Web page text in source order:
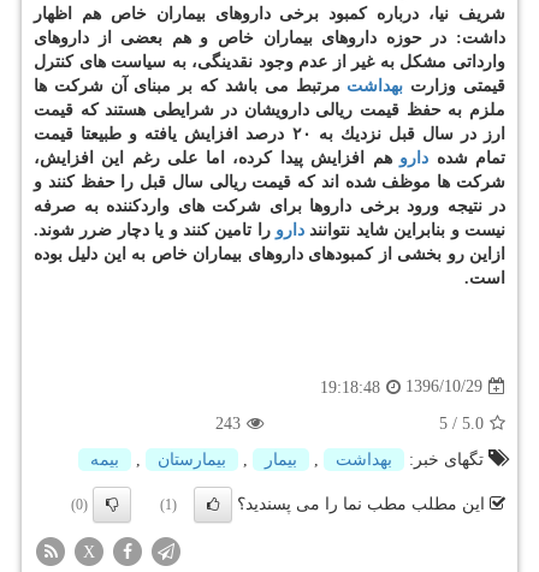
شریف نیا، درباره كمبود برخی داروهای بیماران خاص هم اظهار
داشت: در حوزه داروهای بیماران خاص و هم بعضی از داروهای
وارداتی مشكل به غیر از عدم وجود نقدینگی، به سیاست های كنترل
قیمتی وزارت بهداشت مرتبط می باشد كه بر مبنای آن شركت ها
ملزم به حفظ قیمت ریالی دارویشان در شرایطی هستند كه قیمت
ارز در سال قبل نزدیك به ۲۰ درصد افزایش یافته و طبیعتا قیمت
تمام شده دارو هم افزایش پیدا كرده، اما علی رغم این افزایش،
شركت ها موظف شده اند كه قیمت ریالی سال قبل را حفظ كنند و
در نتیجه ورود برخی داروها برای شركت های واردكننده به صرفه
نیست و بنابراین شاید نتوانند دارو را تامین كنند و یا دچار ضرر شوند.
ازاین رو بخشی از كمبودهای داروهای بیماران خاص به این دلیل بوده
است.
1396/10/29
19:18:48
5.0
/
5
243
تگهای خبر:
بهداشت بیمار بیمارستان بیمه
این مطلب مطب نما را می پسندید؟ (1)
(0)
X